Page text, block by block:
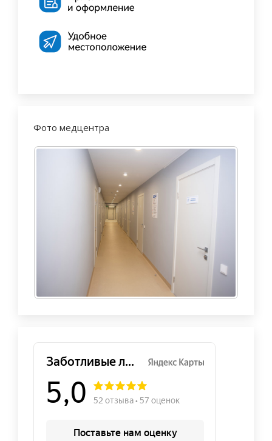
Фото медцентра